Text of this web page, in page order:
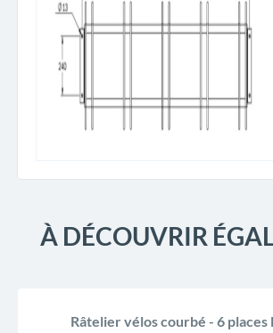
À DÉCOUVRIR
Râtelier vélos courbé - 6 places